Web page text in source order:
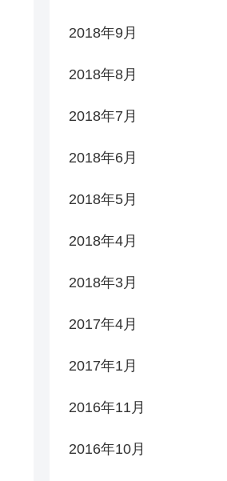
2018年9月
2018年8月
2018年7月
2018年6月
2018年5月
2018年4月
2018年3月
2017年4月
2017年1月
2016年11月
2016年10月